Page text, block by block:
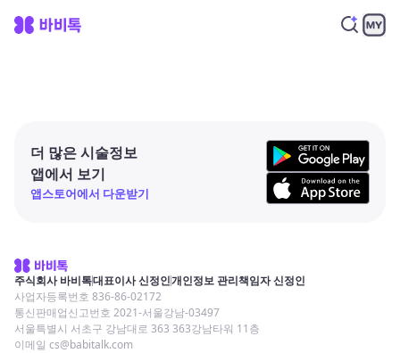
더 많은 시술정보
앱에서 보기
앱스토어에서 다운받기
주식회사 바비톡대표이사 신정인개인정보 관리책임자 신정인
사업자등록번호 836-86-02172
통신판매업신고번호 2021-서울강남-03497
서울특별시 서초구 강남대로 363 363강남타워 11층
이메일 cs@babitalk.com